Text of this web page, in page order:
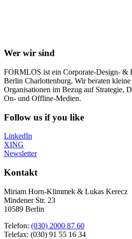
Wer wir sind
FORMLOS ist ein Corporate-Design- &
Berlin Charlottenburg. Wir beraten
Organisationen im Bezug auf Strategie,
On- und Offline-Medien.
Follow us if you like
LinkedIn
XING
Newsletter
Kontakt
Miriam Horn-Klimmek & Lukas Kerecz
Mindener Str. 23
10589 Berlin
Telefon: (030) 2000 87 60
Telefax: (030) 91 55 16 34